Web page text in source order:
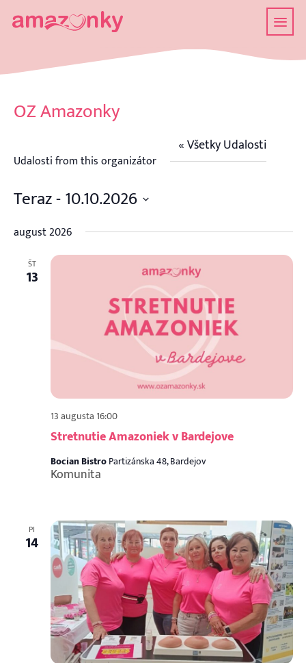
OZ Amazonky
« Všetky Udalosti
Udalosti from this organizátor
Teraz - 10.10.2026
dátum.
august 2026
ŠT
13
Stretnutie Amazoniek v Bardejove
13 augusta 16:00
Bocian BistroPartizánska 48, Bardejov
Komunita
PI
14